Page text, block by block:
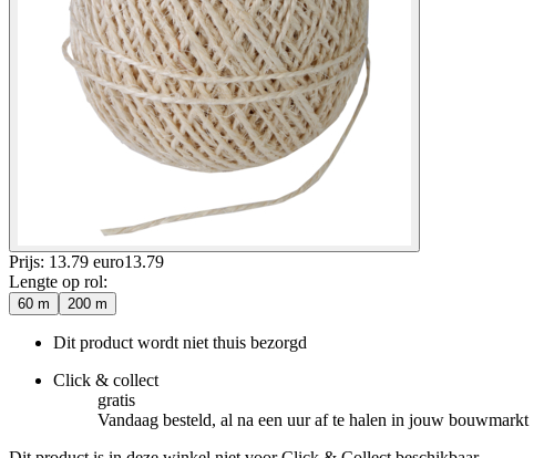
Prijs: 13.79 euro13.79
Lengte op rol:
60 m 200 m
Dit product wordt niet thuis bezorgd
Click & collect
gratis
Vandaag besteld, al na een uur af te halen in jouw bouwmarkt